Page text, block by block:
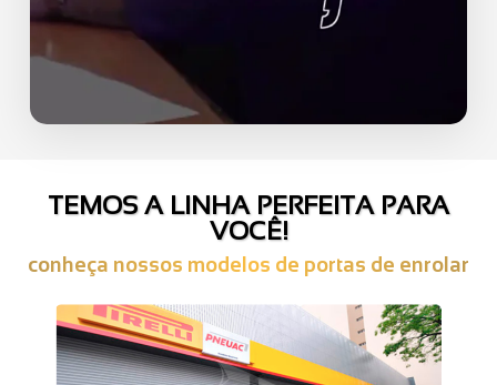
TEMOS A LINHA PERFEITA PARA
VOCÊ!
conheça nossos modelos de portas de enrolar